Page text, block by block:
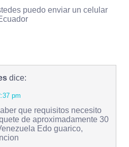
puedo enviar un celular
dice:
pm
que requisitos necesito
de aproximadamente 30
Edo guarico,